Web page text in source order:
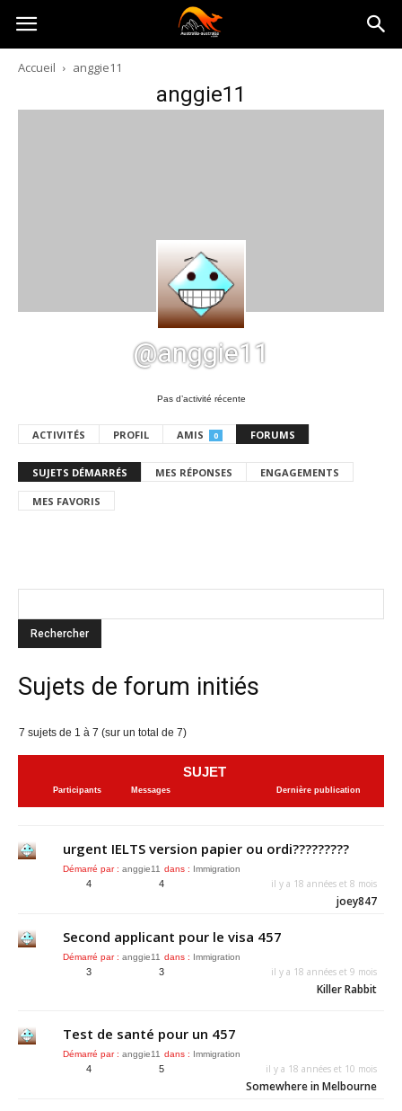
Australia-
australie.com
Accueil anggie11
anggie11
@anggie11
Pas d’activité récente
ACTIVITÉS PROFIL AMIS 0 FORUMS
SUJETS DÉMARRÉS MES RÉPONSES ENGAGEMENTS
MES FAVORIS
Sujets de forum initiés
7 sujets de 1 à 7 (sur un total de 7)
SUJET
Participants Messages Dernière publication
urgent IELTS version papier ou ordi?????????
Démarré par : anggie11 dans : Immigration
4 4 il y a 18 années et 8 mois
joey847
Second applicant pour le visa 457
Démarré par : anggie11 dans : Immigration
3 3 il y a 18 années et 9 mois
Killer Rabbit
Test de santé pour un 457
Démarré par : anggie11 dans : Immigration
4 5 il y a 18 années et 10 mois
Somewhere in Melbourne